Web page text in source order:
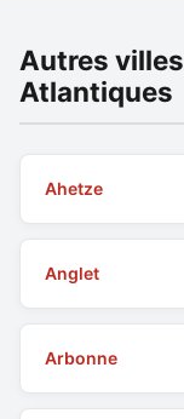
Autres
Atlantiques
Ahetze
Anglet
Arbonne